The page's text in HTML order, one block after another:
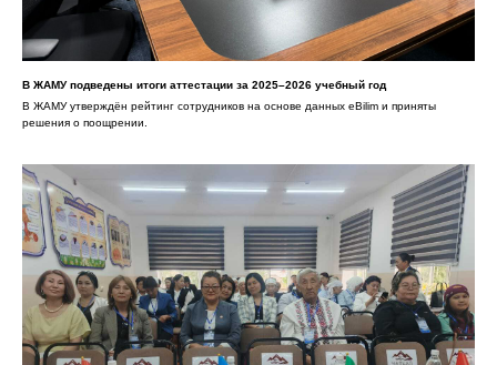
В ЖАМУ подведены итоги аттестации за 2025–2026 учебный год
В ЖАМУ утверждён рейтинг сотрудников на основе данных eBilim и приняты
решения о поощрении.